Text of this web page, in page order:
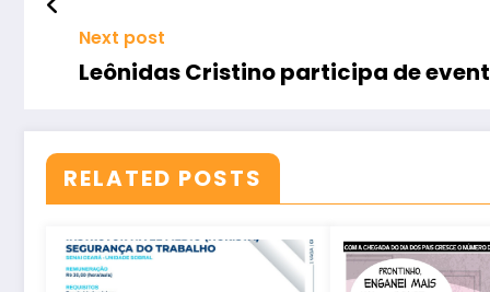
Next post
Leônidas Cristino participa de
RELATED POSTS